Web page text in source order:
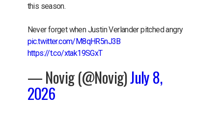
this season.
Never forget when Justin Verlander pitched angry
pic.twitter.com/M8qHR5nJ3B
https://t.co/xtak19SGxT
— Novig (@Novig)July 8,
2026